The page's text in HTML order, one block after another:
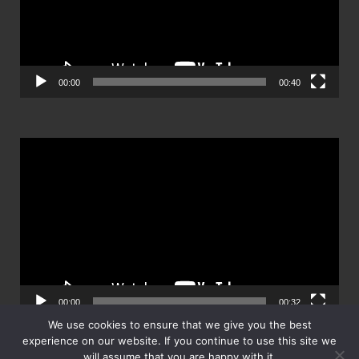
00:00 00:40
00:00 00:32
We use cookies to ensure that we give you the best
experience on our website. If you continue to use this site we